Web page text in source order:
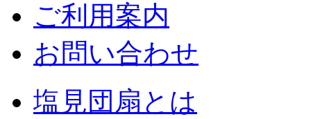
ご利用案内
お問い合わせ
塩見団扇とは